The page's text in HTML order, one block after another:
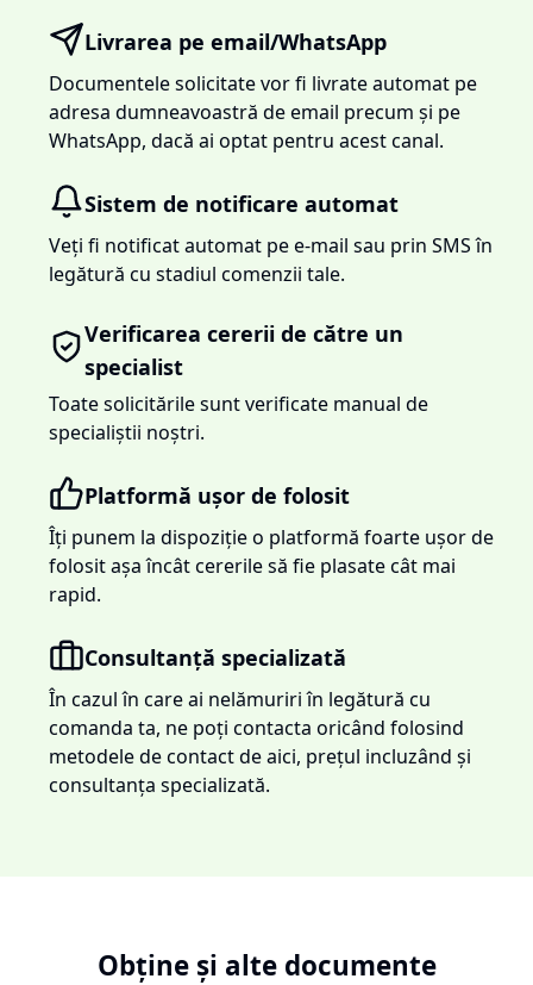
Livrarea pe email/WhatsApp
Documentele solicitate vor fi livrate automat pe
adresa dumneavoastră de email precum și pe
WhatsApp, dacă ai optat pentru acest canal.
Sistem de notificare automat
Veți fi notificat automat pe e-mail sau prin SMS în
legătură cu stadiul comenzii tale.
Verificarea cererii de către un
specialist
Toate solicitările sunt verificate manual de
specialiștii noștri.
Platformă ușor de folosit
Îți punem la dispoziție o platformă foarte ușor de
folosit așa încât cererile să fie plasate cât mai
rapid.
Consultanță specializată
În cazul în care ai nelămuriri în legătură cu
comanda ta, ne poți contacta oricând folosind
metodele de contact de aici, prețul incluzând și
consultanța specializată.
Obține și alte documente